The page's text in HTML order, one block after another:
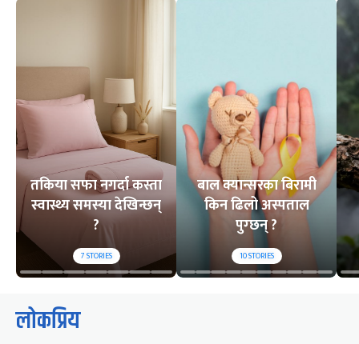
तकिया सफा नगर्दा कस्ता
स्वास्थ्य समस्या देखिन्छन्
?
7STORIES
बाल क्यान्सरका बिरामी
किन ढिलो अस्पताल
पुग्छन् ?
10STORIES
लोकप्रिय